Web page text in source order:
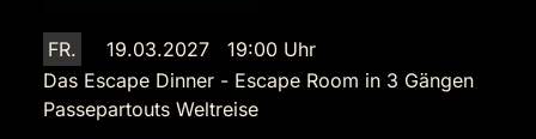
FR.
19.03.2027 19:00 Uhr
Das Escape Dinner - Escape Room in 3 Gängen
Passepartouts Weltreise